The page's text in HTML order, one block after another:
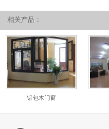
相关产品：
铝包木门窗